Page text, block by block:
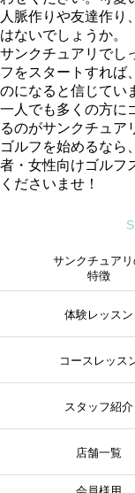
人脈作りや友達作り
はないでしょうか。
サンクチュアリでし
フをスタートすれば
のになると信じてい
一人でも多くの方に
るのがサンクチュア
ゴルフを始めるなら
者・女性向けゴルフ
くださいませ！
サンクチュア
特徴
体験レッスン
コースレッス
スタッフ紹介
店舗一覧